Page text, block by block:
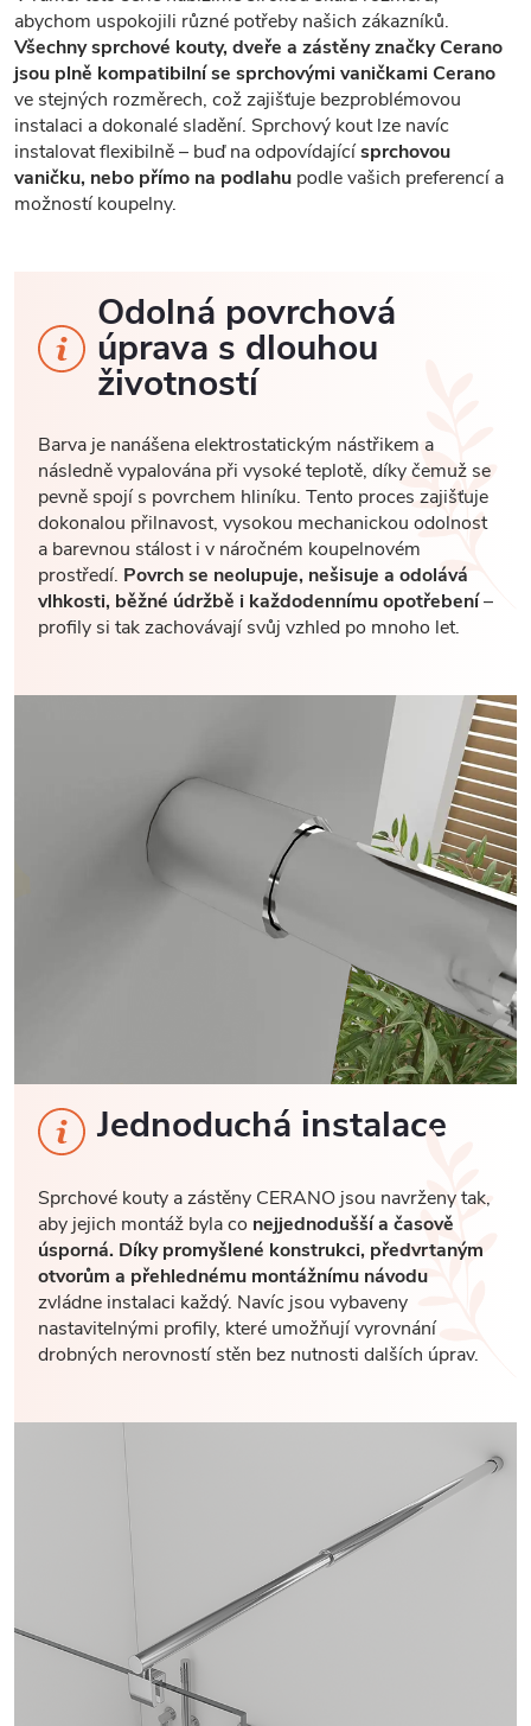
abychom uspokojili různé potřeby našich zákazníků.
Všechny sprchové kouty, dveře a zástěny značky Cerano
jsou plně kompatibilní se sprchovými vaničkami Cerano
ve stejných rozměrech, což zajišťuje bezproblémovou
instalaci a dokonalé sladění. Sprchový kout lze navíc
instalovat flexibilně – buď na odpovídajícísprchovou
vaničku, nebo přímo na podlahu podle vašich preferencí a
možností koupelny.
Odolná povrchová
úprava s dlouhou
životností
Barva je nanášena elektrostatickým nástřikem a
následně vypalována při vysoké teplotě, díky čemuž se
pevně spojí s povrchem hliníku. Tento proces zajišťuje
dokonalou přilnavost, vysokou mechanickou odolnost
a barevnou stálost i v náročném koupelnovém
prostředí. Povrch se neolupuje, nešisuje a odolává
vlhkosti, běžné údržbě i každodennímu opotřebení–
profily si tak zachovávají svůj vzhled po mnoho let.
Jednoduchá instalace
Sprchové kouty a zástěny CERANO jsou navrženy tak,
aby jejich montáž byla co nejjednodušší a časově
úsporná. Díky promyšlené konstrukci, předvrtaným
otvorům a přehlednému montážnímu návodu
zvládne instalaci každý. Navíc jsou vybaveny
nastavitelnými profily, které umožňují vyrovnání
drobných nerovností stěn bez nutnosti dalších úprav.